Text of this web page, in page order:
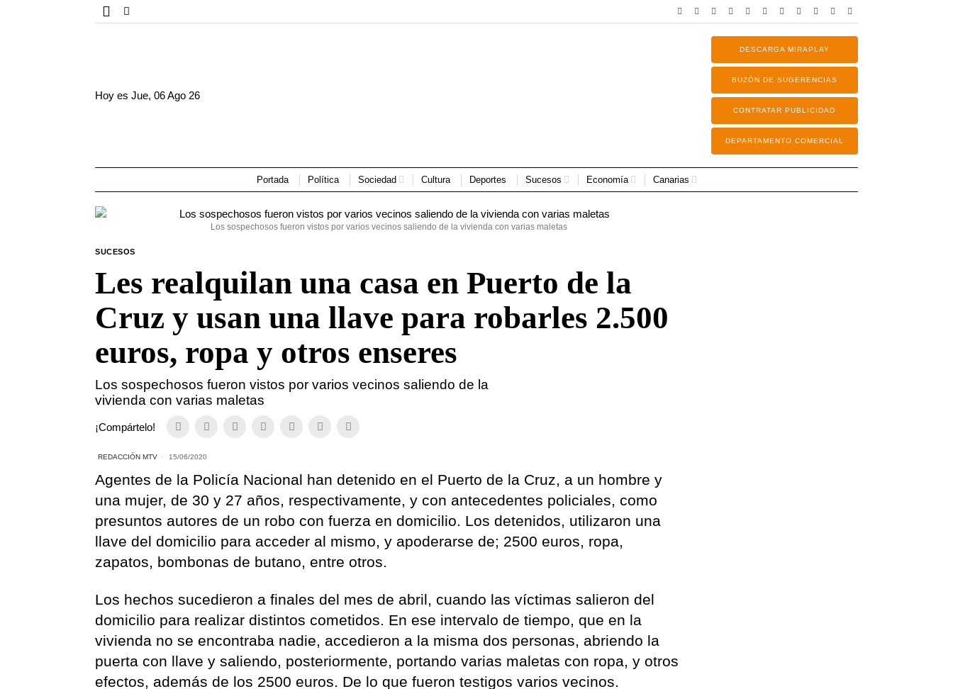
Hoy esJue, 06 Ago 26
DESCARGA MIRAPLAY
BUZÓN DE SUGERENCIAS
CONTRATAR PUBLICIDAD
DEPARTAMENTO COMERCIAL
Portada Política Sociedad Cultura Deportes Sucesos Economía Canarias
Los sospechosos fueron vistos por varios vecinos saliendo de la vivienda con varias maletas
SUCESOS
Les realquilan una casa en Puerto de la
Cruz y usan una llave para robarles 2.500
euros, ropa y otros enseres
Los sospechosos fueron vistos por varios vecinos saliendo de la
vivienda con varias maletas
¡Compártelo!
REDACCIÓN MTV 15/06/2020
Agentes de la Policía Nacional han detenido en el Puerto de la Cruz, a un hombre y
una mujer, de 30 y 27 años, respectivamente, y con antecedentes policiales, como
presuntos autores de un robo con fuerza en domicilio. Los detenidos, utilizaron una
llave del domicilio para acceder al mismo, y apoderarse de; 2500 euros, ropa,
zapatos, bombonas de butano, entre otros.
Los hechos sucedieron a finales del mes de abril, cuando las víctimas salieron del
domicilio para realizar distintos cometidos. En ese intervalo de tiempo, que en la
vivienda no se encontraba nadie, accedieron a la misma dos personas, abriendo la
puerta con llave y saliendo, posteriormente, portando varias maletas con ropa, y otros
efectos, además de los 2500 euros. De lo que fueron testigos varios vecinos.